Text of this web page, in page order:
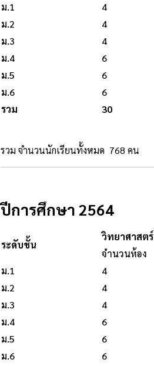
ม.1
4
ม.2
4
ม.3
4
ม.4
6
ม.5
6
ม.6
6
รวม
30
รวม จำนวนนักเรียนทั้งหมด 768 คน
ปีการศึกษา 2564
ระดับชั้น
วิทยาศาสตร์
จำนวนห้อง
ม.1
4
ม.2
4
ม.3
4
ม.4
6
ม.5
6
ม.6
6